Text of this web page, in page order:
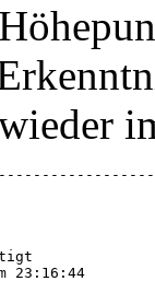
23:16:44